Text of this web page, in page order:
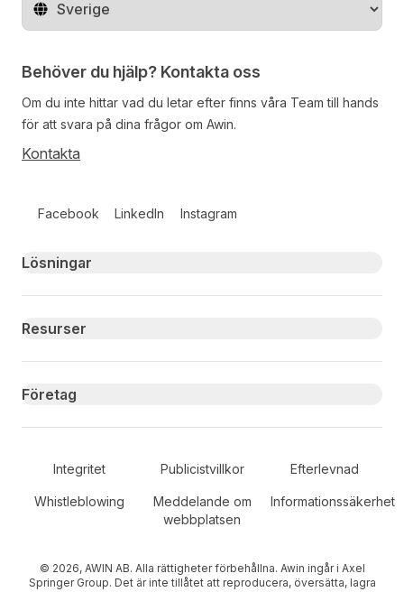
Byt land
Behöver du hjälp? Kontakta oss
Om du inte hittar vad du letar efter finns våra Team till hands
för att svara på dina frågor om Awin.
Kontakta
Facebook LinkedIn Instagram
Primary footer navigation
Lösningar
Resurser
Företag
Secondary Footer Navigation
Integritet Publicistvillkor Efterlevnad
Whistleblowing
Meddelande om
webbplatsen
Informationssäkerhet
© 2026, AWIN AB. Alla rättigheter förbehållna. Awin ingår i Axel
Springer Group. Det är inte tillåtet att reproducera, översätta, lagra